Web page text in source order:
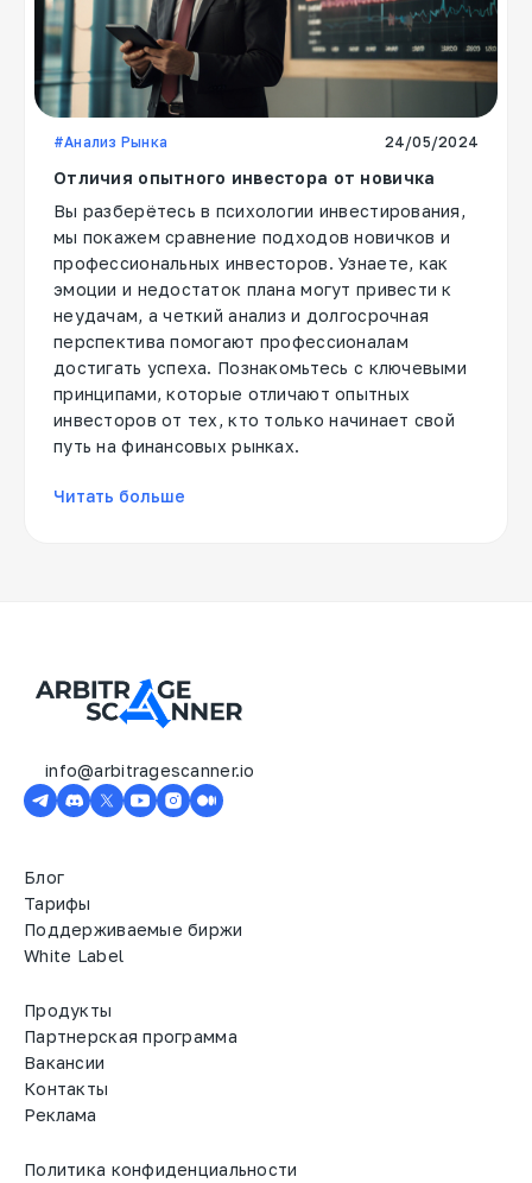
#Анализ Рынка 24/05/2024
Отличия опытного инвестора от новичка
Вы разберётесь в психологии инвестирования,
мы покажем сравнение подходов новичков и
профессиональных инвесторов. Узнаете, как
эмоции и недостаток плана могут привести к
неудачам, а четкий анализ и долгосрочная
перспектива помогают профессионалам
достигать успеха. Познакомьтесь с ключевыми
принципами, которые отличают опытных
инвесторов от тех, кто только начинает свой
путь на финансовых рынках.
Читать больше
info@arbitragescanner.io
Блог
Тарифы
Поддерживаемые биржи
White Label
Продукты
Партнерская программа
Вакансии
Контакты
Реклама
Политика конфиденциальности